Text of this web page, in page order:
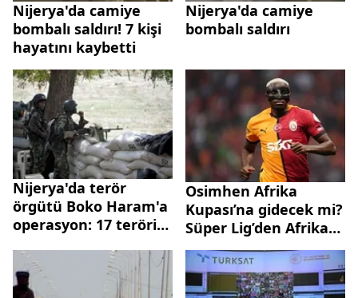
Nijerya'da camiye
bombalı saldırı! 7 kişi
hayatını kaybetti
Nijerya'da camiye
bombalı saldırı
Nijerya'da terör
örgütü Boko Haram'a
operasyon: 17 terörist
Osimhen Afrika
Kupası’na gidecek mi?
Süper Lig’den Afrika
Kupası’na kimler
katılacak?